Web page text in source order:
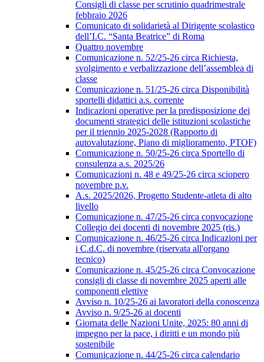
Consigli di classe per scrutinio quadrimestrale
febbraio 2026
Comunicato di solidarietà al Dirigente scolastico
dell’I.C. “Santa Beatrice” di Roma
Quattro novembre
Comunicazione n. 52/25-26 circa Richiesta,
svolgimento e verbalizzazione dell’assemblea di
classe
Comunicazione n. 51/25-26 circa Disponibilità
sportelli didattici a.s. corrente
Indicazioni operative per la predisposizione dei
documenti strategici delle istituzioni scolastiche
per il triennio 2025-2028 (Rapporto di
autovalutazione, Piano di miglioramento, PTOF)
Comunicazione n. 50/25-26 circa Sportello di
consulenza a.s. 2025/26
Comunicazioni n. 48 e 49/25-26 circa sciopero
novembre p.v.
A.s. 2025/2026, Progetto Studente-atleta di alto
livello
Comunicazione n. 47/25-26 circa convocazione
Collegio dei docenti di novembre 2025 (ris.)
Comunicazione n. 46/25-26 circa Indicazioni per
i C.d.C. di novembre (riservata all'organo
tecnico)
Comunicazione n. 45/25-26 circa Convocazione
consigli di classe di novembre 2025 aperti alle
componenti elettive
Avviso n. 10/25-26 ai lavoratori della conoscenza
Avviso n. 9/25-26 ai docenti
Giornata delle Nazioni Unite, 2025: 80 anni di
impegno per la pace, i diritti e un mondo più
sostenibile
Comunicazione n. 44/25-26 circa calendario